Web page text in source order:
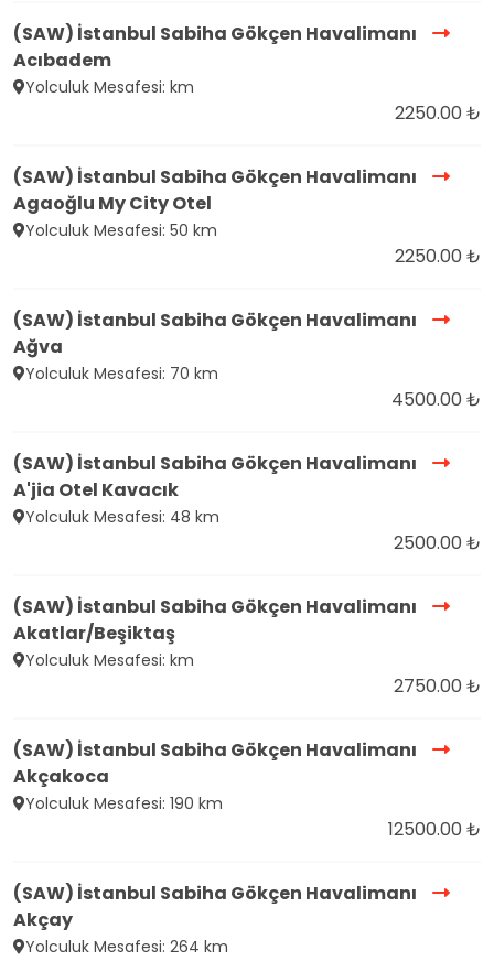
(SAW) İstanbul Sabiha Gökçen Havalimanı
Acıbadem
Yolculuk Mesafesi: km
2250.00 ₺
(SAW) İstanbul Sabiha Gökçen Havalimanı
Agaoğlu My City Otel
Yolculuk Mesafesi: 50 km
2250.00 ₺
(SAW) İstanbul Sabiha Gökçen Havalimanı
Ağva
Yolculuk Mesafesi: 70 km
4500.00 ₺
(SAW) İstanbul Sabiha Gökçen Havalimanı
A'jia Otel Kavacık
Yolculuk Mesafesi: 48 km
2500.00 ₺
(SAW) İstanbul Sabiha Gökçen Havalimanı
Akatlar/Beşiktaş
Yolculuk Mesafesi: km
2750.00 ₺
(SAW) İstanbul Sabiha Gökçen Havalimanı
Akçakoca
Yolculuk Mesafesi: 190 km
12500.00 ₺
(SAW) İstanbul Sabiha Gökçen Havalimanı
Akçay
Yolculuk Mesafesi: 264 km